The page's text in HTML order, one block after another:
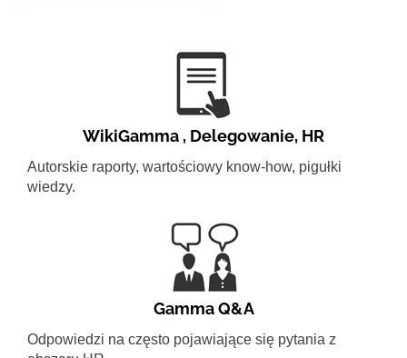
WikiGamma , Delegowanie, HR
Autorskie raporty, wartościowy know-how, pigułki
wiedzy.
Gamma Q&A
Odpowiedzi na często pojawiające się pytania z